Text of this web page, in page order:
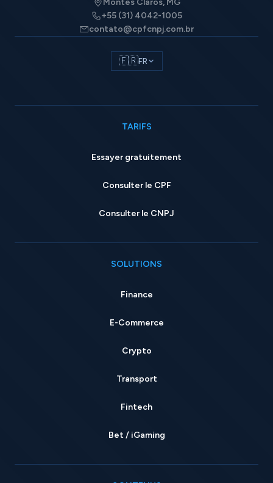
Montes Claros, MG
+55 (31) 4042-1005
contato@cpfcnpj.com.br
🇫🇷FR
TARIFS
Essayer gratuitement
Consulter le CPF
Consulter le CNPJ
SOLUTIONS
Finance
E-Commerce
Crypto
Transport
Fintech
Bet / iGaming